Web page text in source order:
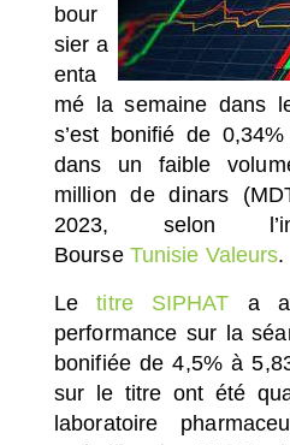
bour
sier a
enta
mé la semaine dans
s’est bonifié de
dans un faible
million de dinars
2023, selon
Bourse Tunisie Valeurs.
Letitre SIPHAT a
performance sur la
bonifiée de 4,5% à
sur le titre ont été
laboratoire